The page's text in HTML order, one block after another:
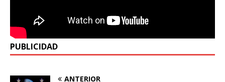
PUBLICIDAD
ANTERIOR